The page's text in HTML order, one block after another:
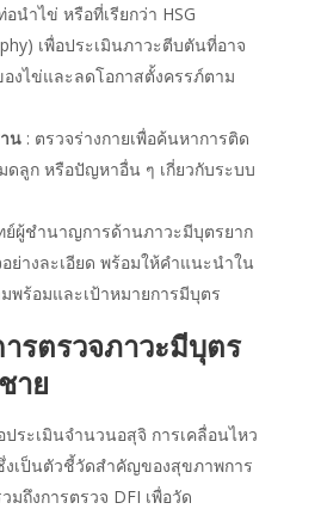
นำไข่ หรือที่เรียกว่า HSG
เพื่อประเมินภาวะตีบตันที่อาจ
งไข่และลดโอกาสตั้งครรภ์ตาม
น : ตรวจร่างกายเพื่อค้นหาการติด
ดลูก หรือปัญหาอื่น ๆ เกี่ยวกับระบบ
ย์ผู้ชำนาญการด้านภาวะมีบุตรยาก
ย่างละเอียด พร้อมให้คำแนะนำใน
ร้อมและเป้าหมายการมีบุตร
รตรวจภาวะมีบุตร
าย
ประเมินจำนวนอสุจิ การเคลื่อนไหว
งเป็นตัวชี้วัดสำคัญของสุขภาพการ
ถึงการตรวจ DFI เพื่อวัด